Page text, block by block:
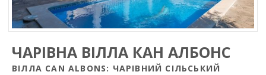
ЧАРІВНА ВІЛЛА КАН АЛБОНС
ВІЛЛА CAN ALBONS: ЧАРІВНИЙ СІЛЬСЬКИЙ